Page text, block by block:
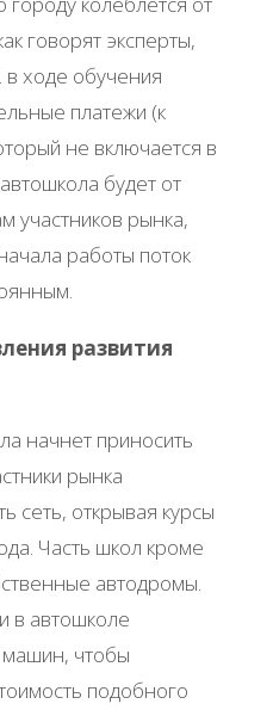
говорят эксперты,
в ходе обучения
платежи (к
не включается в
будет от
участников рынка,
работы поток
развития
начнет приносить
рынка
сеть, открывая курсы
Часть школ кроме
автодромы.
в автошколе
машин, чтобы
подобного